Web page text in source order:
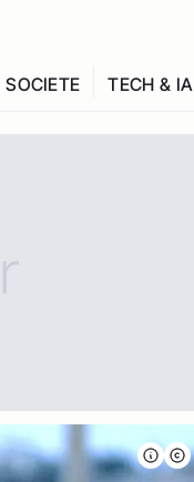
SOCIETE TECH & IA